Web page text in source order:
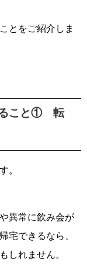
とをご紹介しま
ること① 転
。
異常に飲み会が
宅できるなら、
しれません。